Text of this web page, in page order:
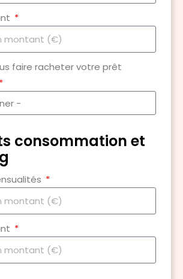
faire racheter votre prêt
consommation et